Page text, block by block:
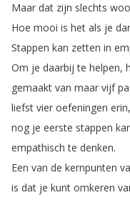
Maar dat zijn slechts
Hoe mooi is het als je
Stappen kan zetten in
Om je daarbij te helpen,
gemaakt van maar vijf
liefst vier oefeningen erin,
nog je eerste stappen
empathisch te denken.
Een van de kernpunten
is dat je kunt omkeren